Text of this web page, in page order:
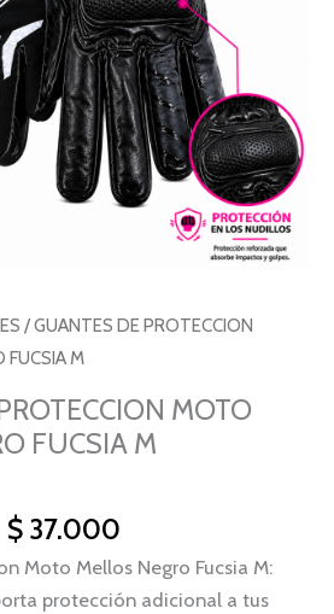
/ GUANTES DE PROTECCION
FUCSIA M
MOTO
FUCSIA M
$ 37.000
Moto Mellos Negro Fucsia M:
protección adicional a tus